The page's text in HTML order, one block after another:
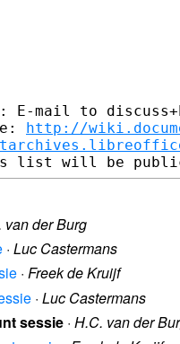
E-mail to
http://
van der Burg
· Luc Castermans
· Freek de Kruijf
· Luc Castermans
sessie · H.C. van der